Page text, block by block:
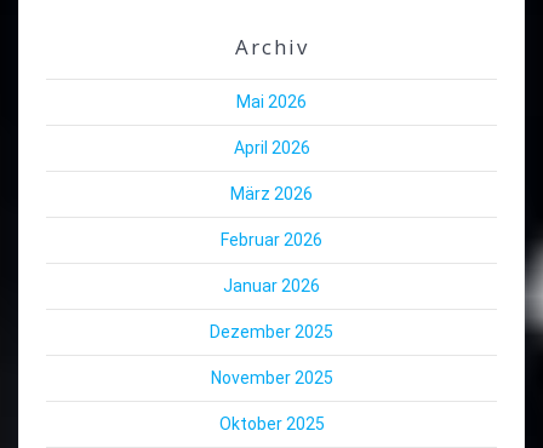
Archiv
Mai 2026
April 2026
März 2026
Februar 2026
Januar 2026
Dezember 2025
November 2025
Oktober 2025